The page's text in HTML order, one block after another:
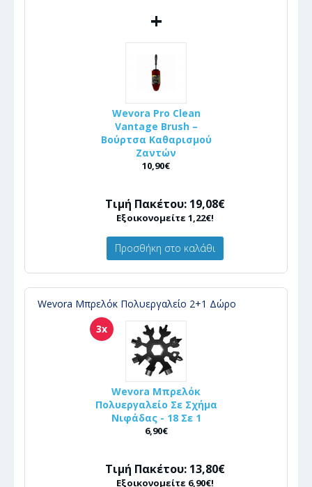
+
Wevora Pro Clean
Vantage Brush –
Βούρτσα Καθαρισμού
Ζαντών
10,90€
Τιμή Πακέτου: 19,08€
Εξοικονομείτε 1,22€!
Προσθήκη στο καλάθι
Wevora Μπρελόκ Πολυεργαλείο 2+1 Δώρο
3x
Wevora Μπρελόκ
Πολυεργαλείο Σε Σχήμα
Νιφάδας - 18 Σε 1
6,90€
Τιμή Πακέτου: 13,80€
Εξοικονομείτε 6,90€!